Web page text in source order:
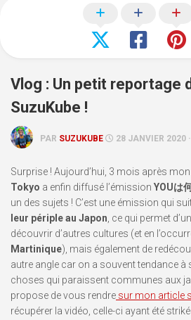
Vlog : Un petit reportage
SuzuKube !
PAR SUZUKUBE 28 JANVIER 2020 ·
Surprise ! Aujourd’hui, 3 mois après
Tokyo a enfin diffusé l’émission YOUは
un des sujets ! C’est une émission qui
leur périple au Japon , ce qui permet
découvrir d’autres cultures (et en
Martinique), mais également de
autre angle car on a souvent tendance à
choses qui paraissent communes aux
propose de vous rendre sur mon article
récupérer la vidéo, celle-ci ayant été